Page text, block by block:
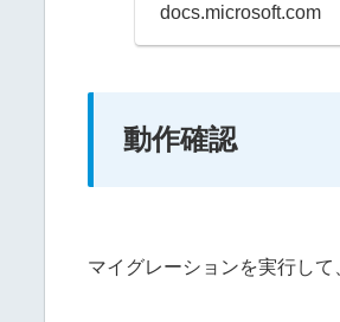
docs.microsoft.com
動作確認
マイグレーションを実行して